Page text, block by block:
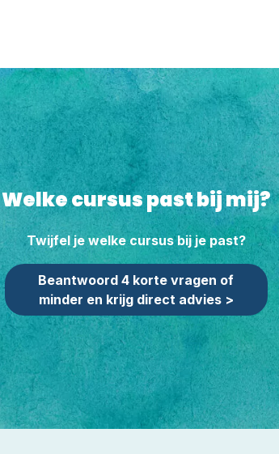
Welke cursus past bij mij?
Twijfel je welke cursus bij je past?
Beantwoord 4 korte vragen of
minder en krijg direct advies >